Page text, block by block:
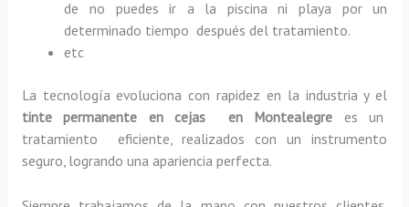
de no puedes ir a la piscina ni playa por un
determinado tiempo después del tratamiento.
etc
La tecnología evoluciona con rapidez en la industria y el
tinte permanente en cejas en Montealegre es un
tratamiento eficiente, realizados con un instrumento
seguro, logrando una apariencia perfecta.